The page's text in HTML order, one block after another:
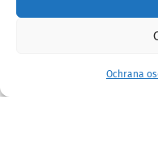
Ochrana